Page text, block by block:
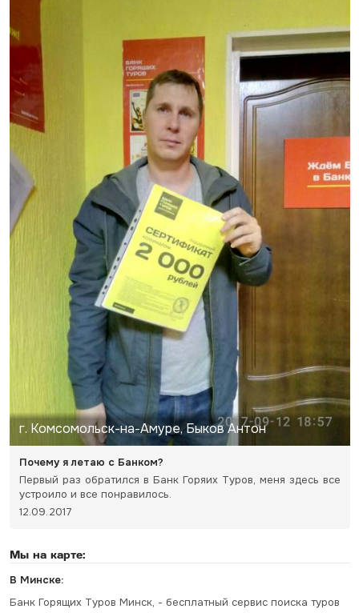
г. Комсомольск-на-Амуре, Быков Антон
Почему я летаю с Банком?
Первый раз обратился в Банк Горяих Туров, меня здесь все
устроило и все понравилось.
12.09.2017
Мы на карте:
В Минске:
Банк Горящих Туров Минск, - бесплатный сервис поиска туров